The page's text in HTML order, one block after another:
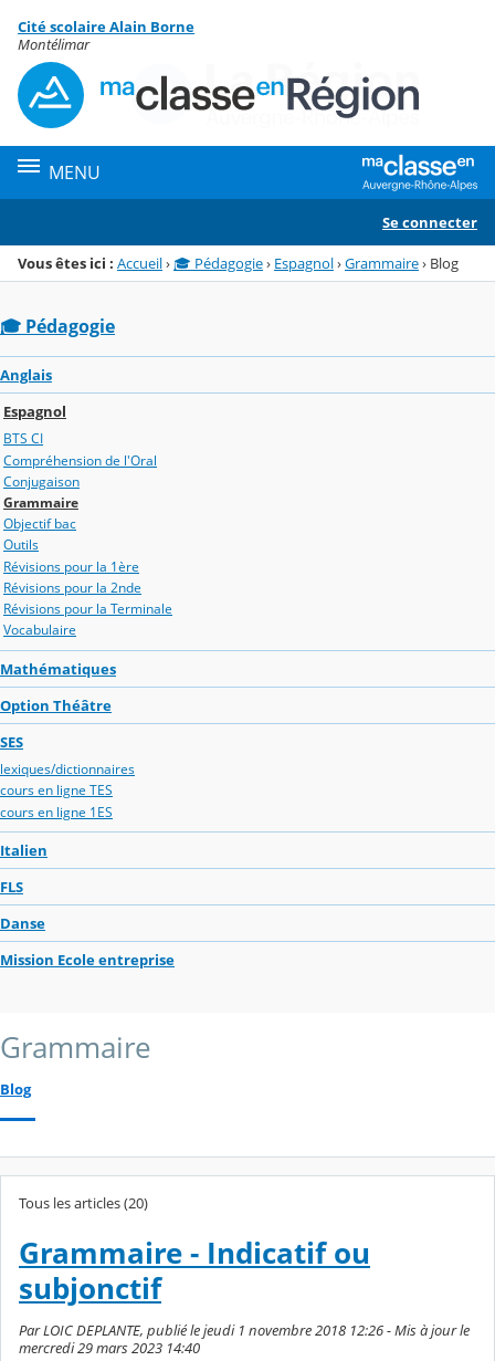
Menu de la rubrique
Contenu
Cité scolaire Alain Borne
Montélimar
MENU
Se connecter
Vous êtes ici : Accueil› 🎓 Pédagogie› Espagnol›Grammaire› Blog
🎓 Pédagogie
Anglais
Espagnol
BTS CI
Compréhension de l'Oral
Conjugaison
Grammaire
Objectif bac
Outils
Révisions pour la 1ère
Révisions pour la 2nde
Révisions pour la Terminale
Vocabulaire
Mathématiques
Option Théâtre
SES
lexiques/dictionnaires
cours en ligne TES
cours en ligne 1ES
Italien
FLS
Danse
Mission Ecole entreprise
Grammaire
Blog
Tous les articles (20)
Grammaire - Indicatif ou
subjonctif
Par LOIC DEPLANTE, publié le jeudi 1 novembre 2018 12:26 - Mis à jour le
mercredi 29 mars 2023 14:40